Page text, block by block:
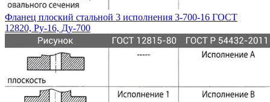
Фланец плоский стальной 3 исполнения 3-700-16 ГОСТ
12820, Ру-16, Ду-700